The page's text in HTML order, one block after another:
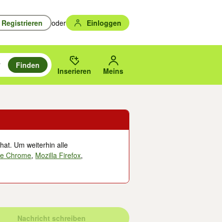
Registrieren oder Einloggen
und mit Eingabetaste auswählen.
zu suchen, oder Vorschläge mit den Pfeiltasten nach oben/
gewählten Orts oder PLZ.
Finden
Inserieren Meins
Um weiterhin alle
Chrome, Mozilla Firefox,
Nachricht schreiben